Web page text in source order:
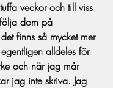
veckor och till viss
dom på
finns så mycket mer
alldeles för
och när jag mår
jag inte skriva. Jag